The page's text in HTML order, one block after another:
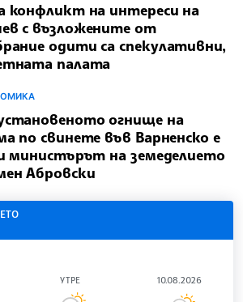
конфликт на интереси на
с възложените от
одити са спекулативни,
палата
огнище на
по свинете във Варненско е
министърът на земеделието
Абровски
УТРЕ 10.08.2026